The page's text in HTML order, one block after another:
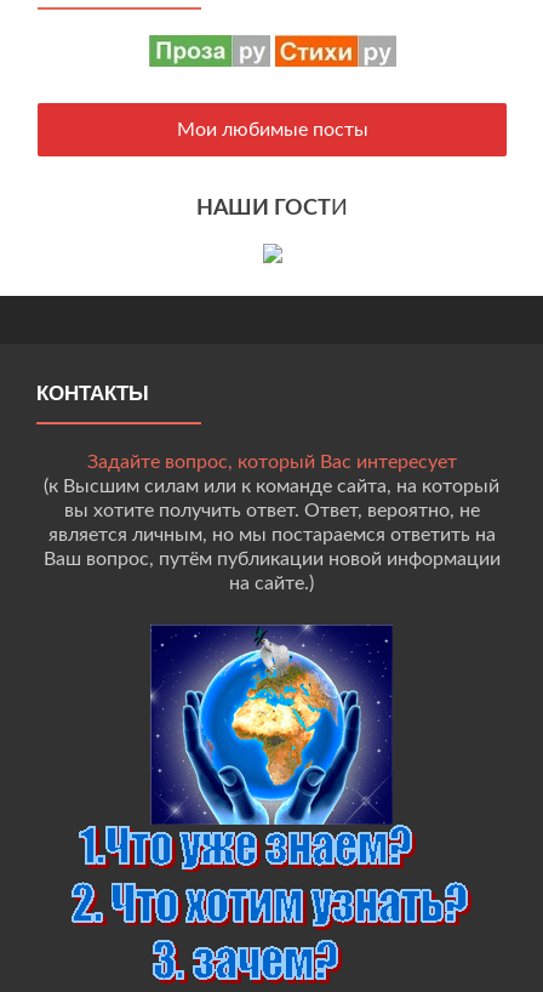
Мои любимые посты
НАШИ ГОСТИ
КОНТАКТЫ
Задайте вопрос, который Вас интересует
(к Высшим силам или к команде сайта, на который
вы хотите получить ответ. Ответ, вероятно, не
является личным, но мы постараемся ответить на
Ваш вопрос, путём публикации новой информации
на сайте.)